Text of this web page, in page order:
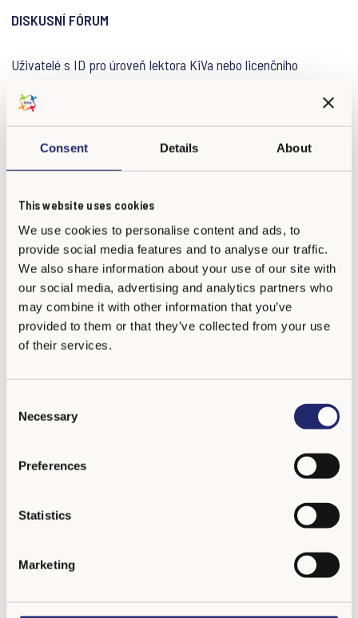
Consent Details About
This website uses cookies
We use cookies to personalise content and ads, to
provide social media features and to analyse our traffic.
We also share information about your use of our site with
our social media, advertising and analytics partners who
may combine it with other information that you’ve
provided to them or that they’ve collected from your use
of their services.
Necessary
Preferences
Statistics
Marketing
DISKUSNÍ FÓRUM
Uživatelé s ID pro úroveň lektora KiVa nebo licenčního
nutné zadat osobní údaje (jméno uživatele, e-mailová adresa)
a název školy nebo partnerské organizace, kterou zastupuje.
Uživatelské údaje se ukládají tak dlouho, dokud se uživatel ke
službě přihlašuje. Uživatelské údaje jsou odstraněny, pokud
není uživatel aktivní po dobu dvou (2) let, nebo na vyžádání.
Záložní kopie uživatelských údajů se uchovávají dvanáct (12)
měsíců po jejich odstranění. Všechny komentáře napsané
v chatu jsou uloženy ve fóru a nebudou odstraněny.
KONTAKTNÍ FORMULÁŘ A PARTNERSKÝ FORMULÁŘ
formuláře na webových stránkách (informace o jménu a e-
(informace o jménu odesílatele, e-mailová adresa, informace
Antibullying Program využívají stránky ke shromažďování
odesílatele a informace o názvu školy). Údaje z kontaktního
partnerského formuláře se uchovávají po dobu jednoho (1)